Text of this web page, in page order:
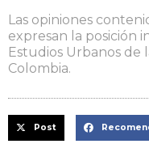
Las opiniones
expresan la posición
Estudios Urbanos de
Colombia.
Post